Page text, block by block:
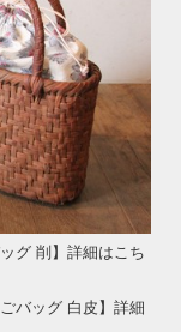
グ 削】詳細はこち
バッグ 白皮】詳細